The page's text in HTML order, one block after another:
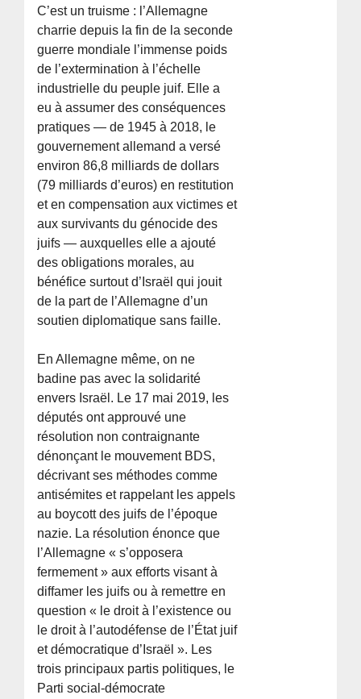
C’est un truisme : l’Allemagne
charrie depuis la fin de la seconde
guerre mondiale l’immense poids
de l’extermination à l’échelle
industrielle du peuple juif. Elle a
eu à assumer des conséquences
pratiques — de 1945 à 2018, le
gouvernement allemand a versé
environ 86,8 milliards de dollars
(79 milliards d’euros) en restitution
et en compensation aux victimes et
aux survivants du génocide des
juifs — auxquelles elle a ajouté
des obligations morales, au
bénéfice surtout d’Israël qui jouit
de la part de l’Allemagne d’un
soutien diplomatique sans faille.
En Allemagne même, on ne
badine pas avec la solidarité
envers Israël. Le 17 mai 2019, les
députés ont approuvé une
résolution non contraignante
dénonçant le mouvement BDS,
décrivant ses méthodes comme
antisémites et rappelant les appels
au boycott des juifs de l’époque
nazie. La résolution énonce que
l’Allemagne « s’opposera
fermement » aux efforts visant à
diffamer les juifs ou à remettre en
question « le droit à l’existence ou
le droit à l’autodéfense de l’État juif
et démocratique d’Israël ». Les
trois principaux partis politiques, le
Parti social-démocrate